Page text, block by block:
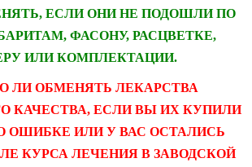
ЕСЛИ ОНИ НЕ ПОДОШЛИ ПО
ФАСОНУ, РАСЦВЕТКЕ,
ИЛИ КОМПЛЕКТАЦИИ.
ЛИ ОБМЕНЯТЬ ЛЕКАРСТВА
КАЧЕСТВА, ЕСЛИ ВЫ ИХ КУПИЛИ
ОШИБКЕ ИЛИ У ВАС ОСТАЛИСЬ
КУРСА ЛЕЧЕНИЯ В ЗАВОДСКОЙ